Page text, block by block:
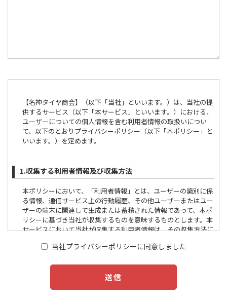
【名神タイヤ商会】（以下「当社」といいます。）は、当社の提
供するサービス（以下「本サービス」といいます。）における、
ユーザーについての個人情報を含む利用者情報の取扱いについ
て、以下のとおりプライバシーポリシー（以下「本ポリシー」と
いいます。）を定めます。
1.収集する利用者情報及び収集方法
本ポリシーにおいて、「利用者情報」とは、ユーザーの識別に係
る情報、通信サービス上の行動履歴、その他ユーザーまたはユー
ザーの端末に関連して生成または蓄積された情報であって、本ポ
リシーに基づき当社が収集するものを意味するものとします。本
サービスにおいて当社が収集する利用者情報は、その収集方法に
(1) ユーザーからご提供いただく情報
ユーザーからご提供いただく情報は以下のとおりです。
・氏名、生年月日、性別、職業等プロフィールに関する情報
・メールアドレス、電話番号、住所等連絡先に関する情報
当社プライバシーポリシーに同意しました
送信